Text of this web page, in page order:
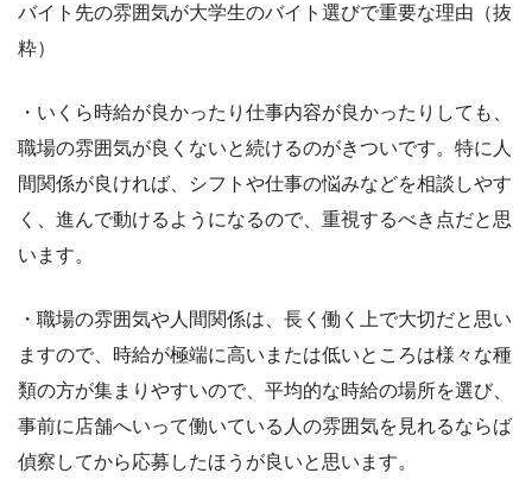
バイト先の雰囲気が大学生のバイト選びで重要な理由（抜
粋）
・いくら時給が良かったり仕事内容が良かったりしても、
職場の雰囲気が良くないと続けるのがきついです。特に人
間関係が良ければ、シフトや仕事の悩みなどを相談しやす
く、進んで動けるようになるので、重視するべき点だと思
います。
・職場の雰囲気や人間関係は、長く働く上で大切だと思い
ますので、時給が極端に高いまたは低いところは様々な種
類の方が集まりやすいので、平均的な時給の場所を選び、
事前に店舗へいって働いている人の雰囲気を見れるならば
偵察してから応募したほうが良いと思います。